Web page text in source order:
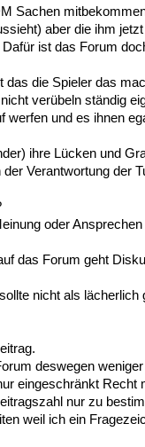
Sachen
aber die ihm
ist das Forum
das die Spieler das
verübeln ständig
werfen und es ihnen
ihre Lücken und
Verantwortung der
oder
das Forum geht
nicht als
deswegen
eingeschränkt Recht
nur zu
weil ich ein